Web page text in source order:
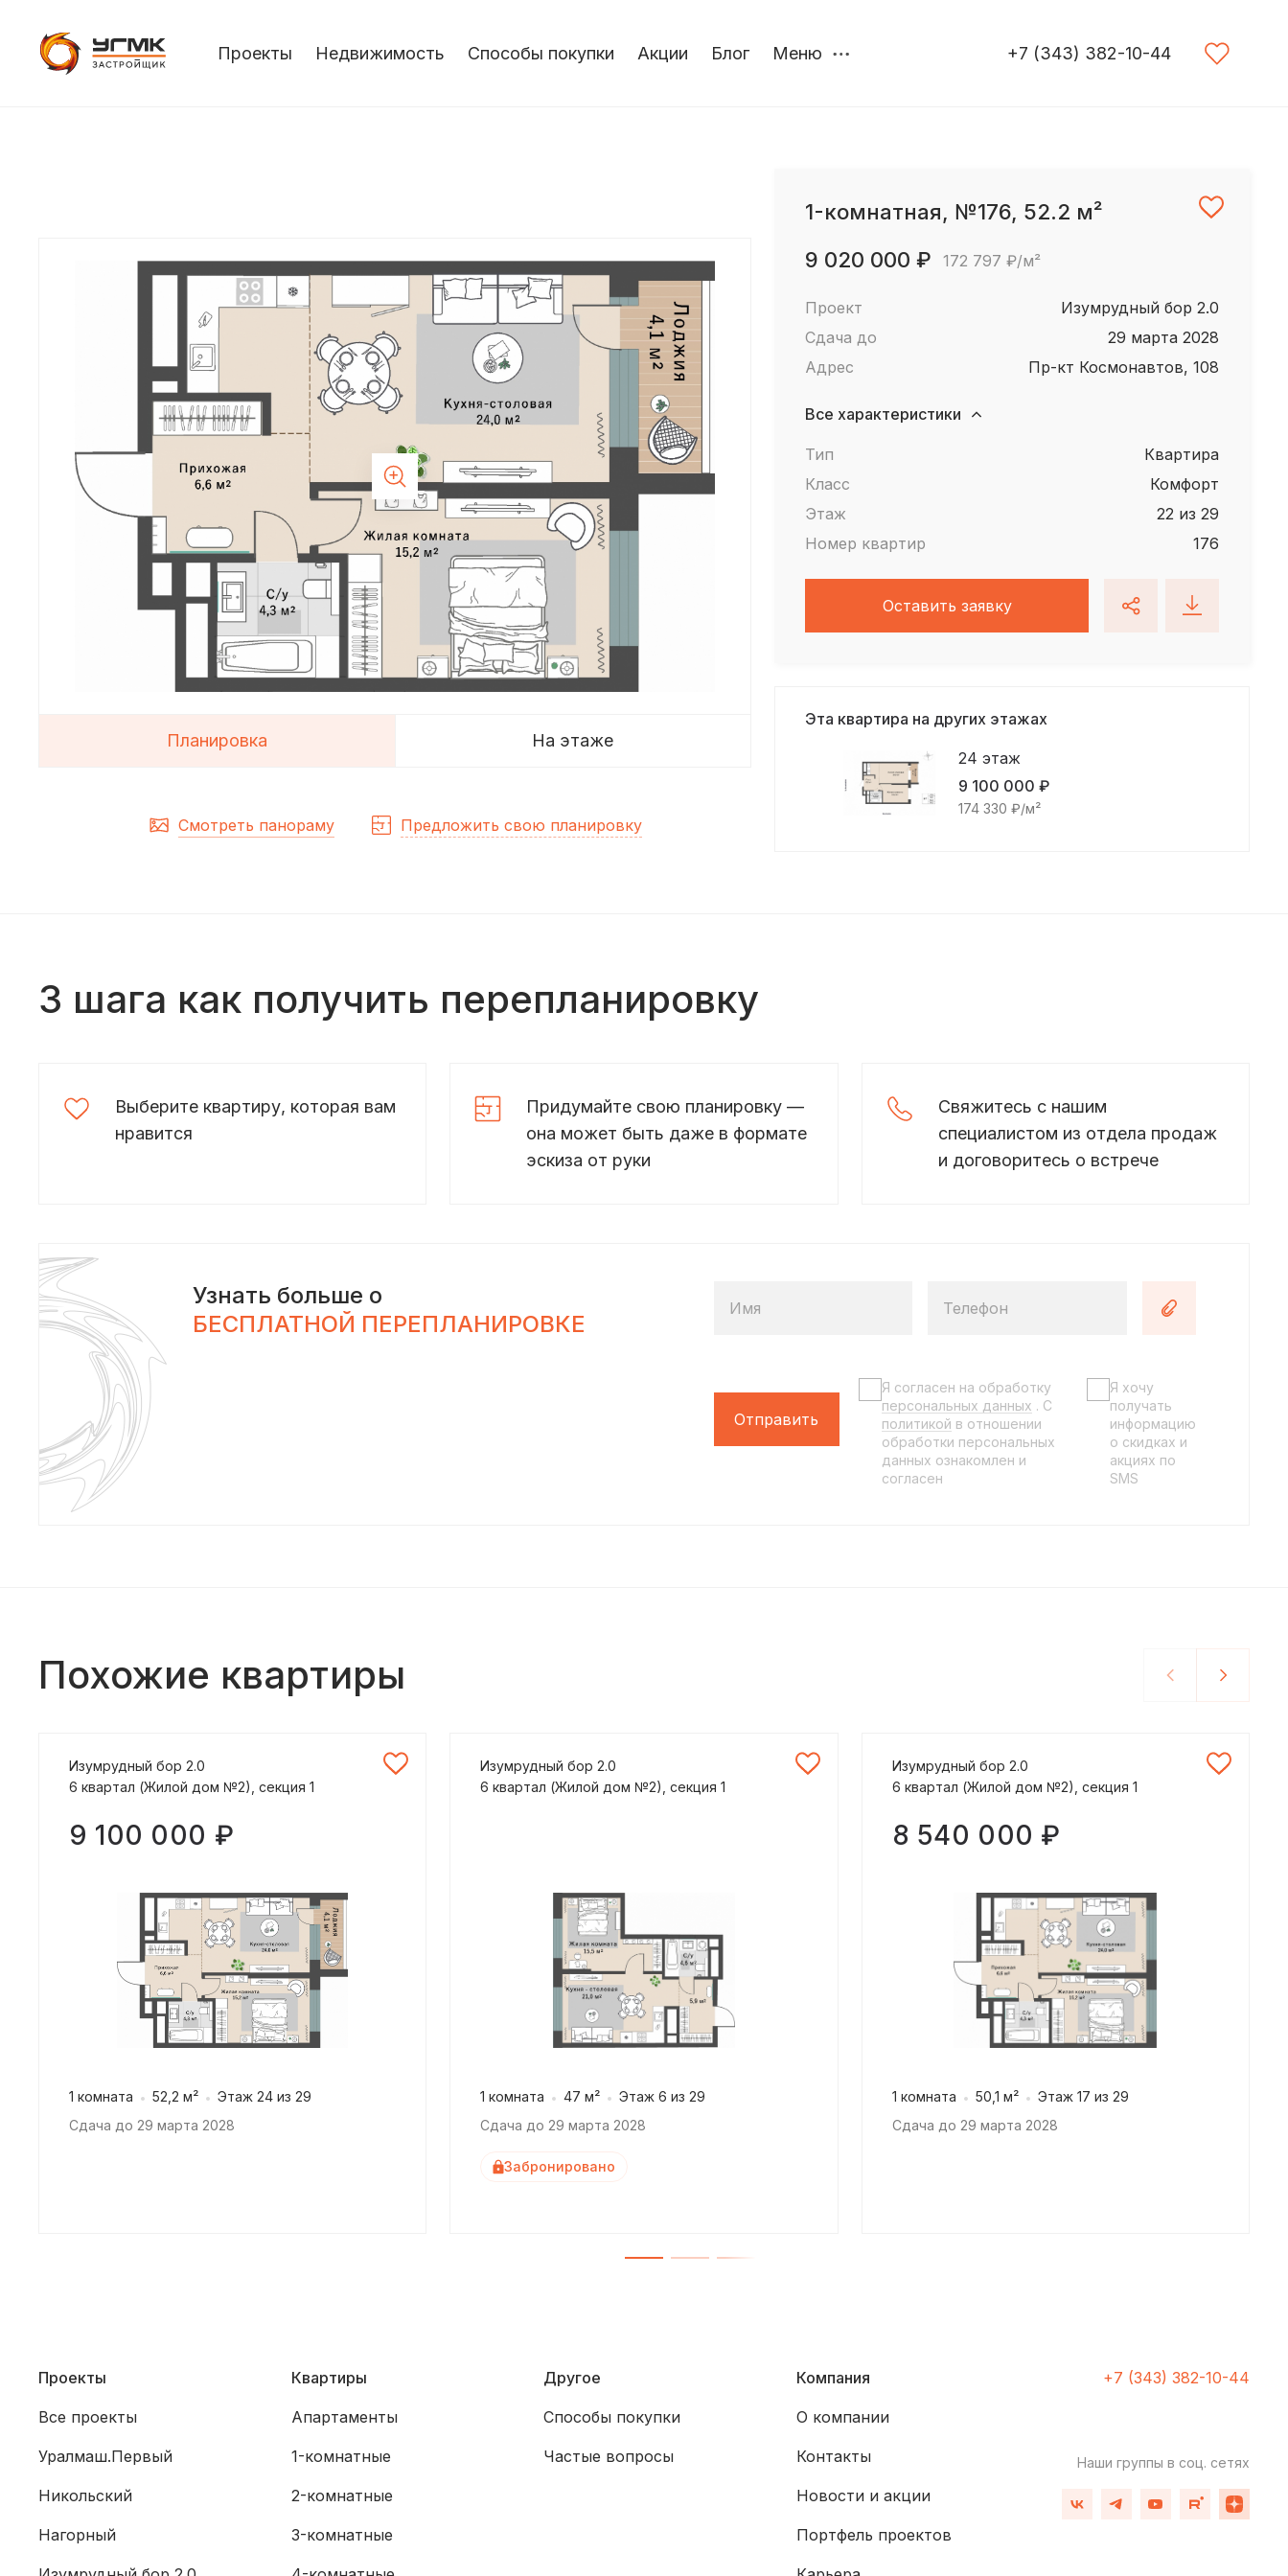
Проекты Недвижимость Способы покупки Акции Блог Меню +7 (343) 382-10-44
Планировка На этаже
Смотреть панораму Предложить свою планировку
1-комнатная, №176, 52.2 м²
9 020 000 ₽
172 797 ₽/м²
Проект
Изумрудный бор 2.0
Сдача до
29 марта 2028
Адрес
пр-кт Космонавтов, 108
Все характеристики
Тип
квартира
Класс
Комфорт
Этаж
22 из 29
Номер квартир
176
Оставить заявку
Эта квартира на других этажах
24 этаж
9 100 000 ₽
174 330 ₽/м²
3 шага как получить перепланировку
Выберите квартиру, которая вам
нравится
Придумайте свою планировку —
она может быть даже в формате
эскиза от руки
Свяжитесь с нашим
специалистом из отдела продаж
и договоритесь о встрече
Узнать больше о
БЕСПЛАТНОЙ ПЕРЕПЛАНИРОВКЕ
Имя Телефон
Отправить
Я согласен на обработку
персональных данных . C
политикой в отношении
обработки персональных
данных ознакомлен и
согласен
Я хочу
получать
информацию
о скидках и
акциях по
SMS
Похожие квартиры
Изумрудный бор 2.0
6 квартал (Жилой дом №2), секция 1
9 100 000 ₽
1 комната 52,2 м²
Этаж 24 из 29
Сдача до 29 марта 2028
Изумрудный бор 2.0
6 квартал (Жилой дом №2), секция 1
1 комната 47 м²
Этаж 6 из 29
Сдача до 29 марта 2028
Забронировано
Изумрудный бор 2.0
6 квартал (Жилой дом №2), секция 1
8 540 000 ₽
1 комната 50,1 м²
Этаж 17 из 29
Сдача до 29 марта 2028
Проекты
Все проекты
Уралмаш.Первый
Никольский
Нагорный
Квартиры
Апартаменты
1-комнатные
2-комнатные
3-комнатные
Другое
Способы покупки
Частые вопросы
Компания
О компании
Контакты
Новости и акции
Портфель проектов
+7 (343) 382-10-44
Наши группы в соц. сетях